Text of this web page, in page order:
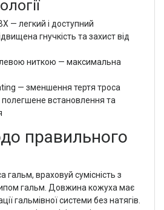
— легкий і доступний
гнучкість та захист від
ниткою — максимальна
— зменшення тертя троса
встановлення та
правильного
враховуй сумісність з
гальм. Довжина кожуха має
гальмівної системи без натягів.